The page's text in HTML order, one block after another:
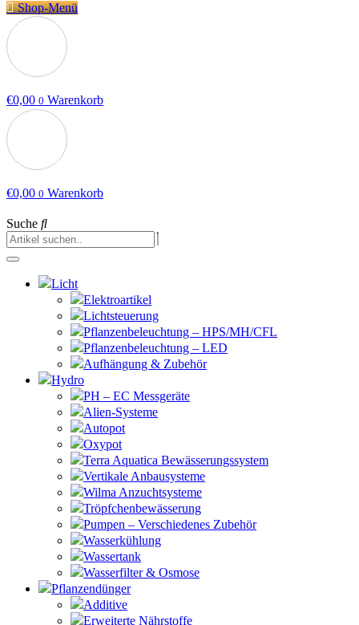
Shop-Menü
€0,00 0 Warenkorb
€0,00 0 Warenkorb
Suche
Licht
Elektroartikel
Lichtsteuerung
Pflanzenbeleuchtung – HPS/MH/CFL
Pflanzenbeleuchtung – LED
Aufhängung & Zubehör
Hydro
PH – EC Messgeräte
Alien-Systeme
Autopot
Oxypot
Terra Aquatica Bewässerungssystem
Vertikale Anbausysteme
Wilma Anzuchtsysteme
Tröpfchenbewässerung
Pumpen – Verschiedenes Zubehör
Wasserkühlung
Wassertank
Wasserfilter & Osmose
Pflanzendünger
Additive
Erweiterte Nährstoffe